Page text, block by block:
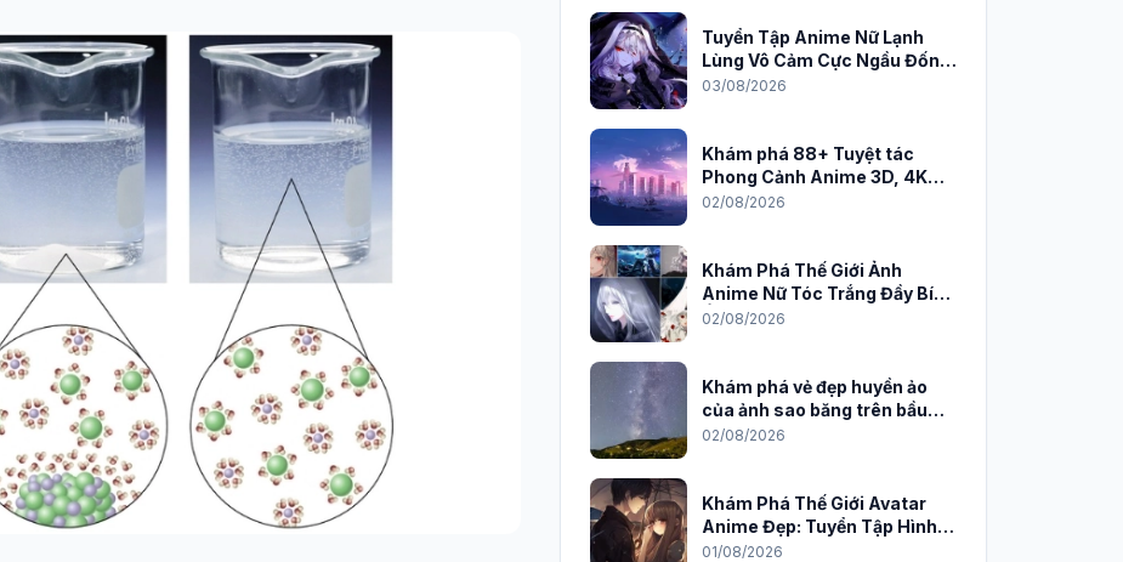
Tuyển Tập Anime Nữ Lạnh
Lùng Vô Cảm Cực Ngầu Đốn
Tim Fan
03/08/2026
Khám phá 88+ Tuyệt tác
Phong Cảnh Anime 3D, 4K
Sắc Nét
02/08/2026
Khám Phá Thế Giới Ảnh
Anime Nữ Tóc Trắng Đầy Bí
Ẩn và Quyến Rũ
02/08/2026
Khám phá vẻ đẹp huyền ảo
của ảnh sao băng trên bầu
trời đêm
02/08/2026
Khám Phá Thế Giới Avatar
Anime Đẹp: Tuyển Tập Hình
Nền Độc Đáo Cho Năm 2026
01/08/2026